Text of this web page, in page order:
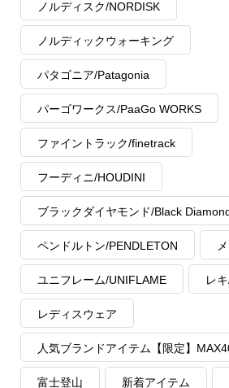
ノルディスク/NORDISK
ノルディックウォーキング
パタゴニア/Patagonia
パーゴワークス/PaaGo WORKS
ファイントラック/finetrack
フーディニ/HOUDINI
ブラックダイヤモンド/Black
ペンドルトン/PENDLETON
ユニフレーム/UNIFLAME レ
レディスウェア
人気ブランドアイテム【限定】
富士登山 新着アイテム